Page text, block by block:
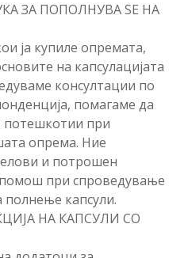
ЗА ПОПОЛНУВА SЕ НА
ја купиле опремата,
на капсулацијата
консултации по
помагаме да
потешкотии при
опрема. Ние
и потрошен
при спроведување
полнење капсули.
НА КАПСУЛИ СО